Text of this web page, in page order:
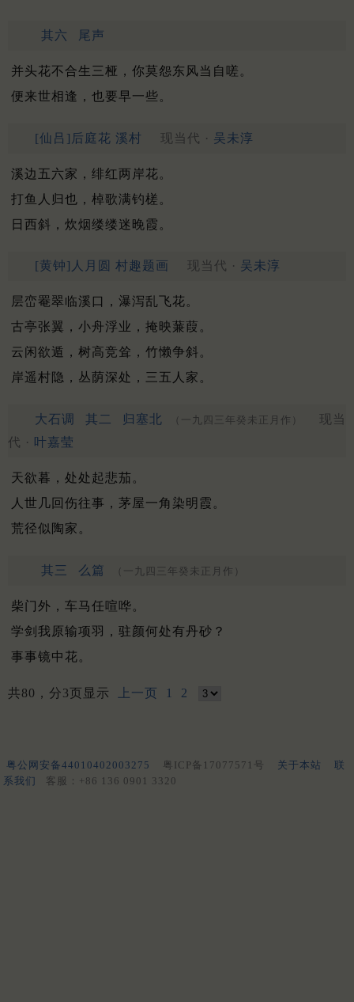
其六 尾声
并头花不合生三桠，你莫怨东风当自嗟。
便来世相逢，也要早一些。
[仙吕]后庭花 溪村 现当代 · 吴未淳
溪边五六家，绯红两岸花。
打鱼人归也，棹歌满钓槎。
日西斜，炊烟缕缕迷晚霞。
[黄钟]人月圆 村趣题画 现当代 · 吴未淳
层峦罨翠临溪口，瀑泻乱飞花。
古亭张翼，小舟浮业，掩映蒹葭。
云闲欲遁，树高竞耸，竹懒争斜。
岸遥村隐，丛荫深处，三五人家。
大石调 其二 归塞北 （一九四三年癸未正月作）
现当
代 · 叶嘉莹
天欲暮，处处起悲茄。
人世几回伤往事，茅屋一角染明霞。
荒径似陶家。
其三 么篇 （一九四三年癸未正月作）
柴门外，车马任喧哗。
学剑我原输项羽，驻颜何处有丹砂？
事事镜中花。
共80，分3页显示 上一页 1 2
粤公网安备44010402003275 粤ICP备17077571号 关于本站
联
系我们
客服：+86 136 0901 3320